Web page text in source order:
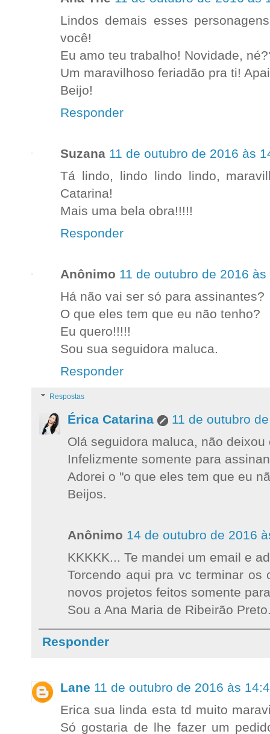
Lindos demais esses
você!
Eu amo teu trabalho! Novidade,
Um maravilhoso feriadão pra ti!
Beijo!
Responder
Suzana 11 de outubro de 2016 às
Tá lindo, lindo lindo lindo,
Catarina!
Mais uma bela obra!!!!!
Responder
Anônimo 11 de outubro de 2016 às
Há não vai ser só para assinantes?
O que eles tem que eu não tenho?
Eu quero!!!!!
Sou sua seguidora maluca.
Responder
Respostas
Érica Catarina
11 de outubro
Olá seguidora maluca, não deixou
Infelizmente somente para
Adorei o "o que eles tem que eu
Beijos.
Anônimo 14 de outubro de 2016
KKKKK... Te mandei um email e
Torcendo aqui pra vc terminar
novos projetos feitos somente
Sou a Ana Maria de Ribeirão
Responder
Lane 11 de outubro de 2016 às
Erica sua linda esta td muito
Só gostaria de lhe fazer um